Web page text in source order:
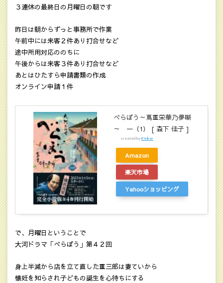
３連休の最終日の月曜日の朝です
昨日は朝からずっと事務所で作業
午前中には来客２件あり打合せなど
途中所用対応ののちに
午後からは来客３件あり打合せなど
あとはひたすら申請書類の作成
オンライン申請１件
べらぼう～蔦重栄華乃夢噺
～ 一（1） [ 森下 佳子 ]
created byRinker
Amazon
楽天市場
Yahooショッピング
で、月曜日ということで
大河ドラマ「べらぼう」第４２回
身上半減から店を立て直した重三郎は妻ていから
懐妊を知らされ子どもの誕生を心待ちにする